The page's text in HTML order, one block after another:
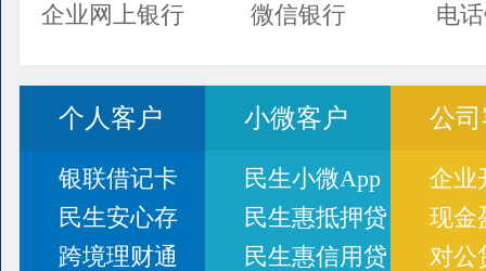
企业网上银行 微信银行 电
个人客户
银联借记卡
民生安心存
跨境理财通
小微客户
民生小微App
民生惠抵押贷
民生惠信用贷
公
企业
现金
对公